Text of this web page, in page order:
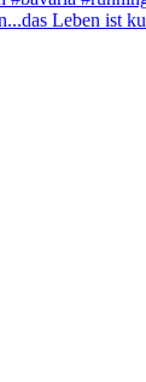
Leben ist